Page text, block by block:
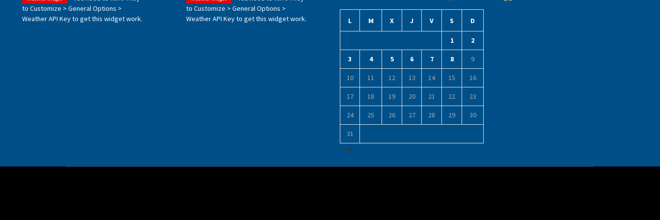
to Customize > General Options >
Weather API Key to get this widget work.
to Customize > General Options >
Weather API Key to get this widget work.
L M X J V S D
1 2
3 4 5 6 7 8 9
10 11 12 13 14 15 16
17 18 19 20 21 22 23
24 25 26 27 28 29 30
31
« Jul